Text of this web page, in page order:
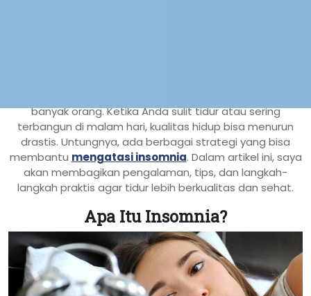
banyak orang. Ketika Anda sulit tidur atau sering
terbangun di malam hari, kualitas hidup bisa menurun
drastis. Untungnya, ada berbagai strategi yang bisa
membantu mengatasi insomnia. Dalam artikel ini, saya
akan membagikan pengalaman, tips, dan langkah-
langkah praktis agar tidur lebih berkualitas dan sehat.
Apa Itu Insomnia?